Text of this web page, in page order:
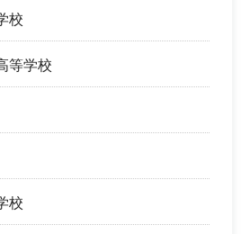
校
等学校
校